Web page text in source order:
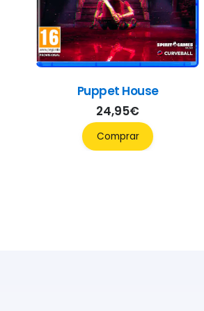
Puppet House
24,95€
Comprar